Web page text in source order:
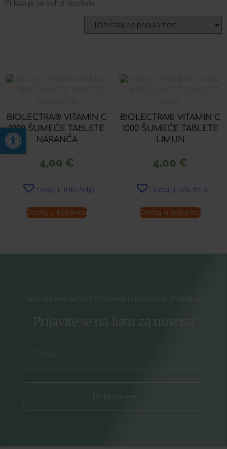
Prikazuje se svih 2 rezultata
BIOLECTRA® VITAMIN C
1000 ŠUMEĆE TABLETE
NARANČA
4,00 €
Dodaj u listu želja
Dodaj u košaricu
BIOLECTRA® VITAMIN C
1000 ŠUMEĆE TABLETE
LIMUN
4,00 €
Dodaj u listu želja
Dodaj u košaricu
Saznajte prvi za nove proizvode i ekskluzivne promocije
Prijavite se na listu za novosti
Prijava ⟶
Open toolbar